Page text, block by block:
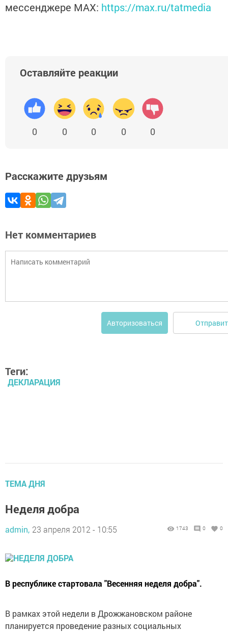
мессенджере MАХ: https://max.ru/tatmedia
Оставляйте реакции
0 0 0 0 0
Расскажите друзьям
Нет комментариев
Авторизоваться
Теги:
ДЕКЛАРАЦИЯ
ТЕМА ДНЯ
Неделя добра
admin, 23 апреля 2012 - 10:55 1743 0 0
В республике стартовала "Весенняя неделя добра".
В рамках этой недели в Дрожжановском районе
планируется проведение разных социальных